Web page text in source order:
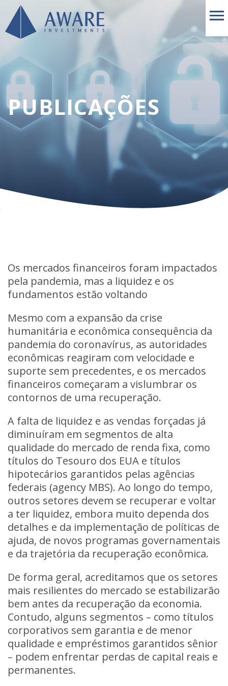
PUBLICAÇÕES
Os mercados financeiros foram impactados
pela pandemia, mas a liquidez e os
fundamentos estão voltando
Mesmo com a expansão da crise
humanitária e econômica consequência da
pandemia do coronavírus, as autoridades
econômicas reagiram com velocidade e
suporte sem precedentes, e os mercados
financeiros começaram a vislumbrar os
contornos de uma recuperação.
A falta de liquidez e as vendas forçadas já
diminuíram em segmentos de alta
qualidade do mercado de renda fixa, como
títulos do Tesouro dos EUA e títulos
hipotecários garantidos pelas agências
federais (agency MBS). Ao longo do tempo,
outros setores devem se recuperar e voltar
a ter liquidez, embora muito dependa dos
detalhes e da implementação de políticas de
ajuda, de novos programas governamentais
e da trajetória da recuperação econômica.
De forma geral, acreditamos que os setores
mais resilientes do mercado se estabilizarão
bem antes da recuperação da economia.
Contudo, alguns segmentos – como títulos
corporativos sem garantia e de menor
qualidade e empréstimos garantidos sênior
– podem enfrentar perdas de capital reais e
permanentes.